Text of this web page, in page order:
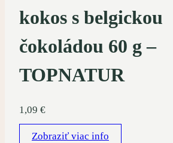
kokos s belgickou
čokoládou 60 g –
TOPNATUR
1,09 €
Zobraziť viac info